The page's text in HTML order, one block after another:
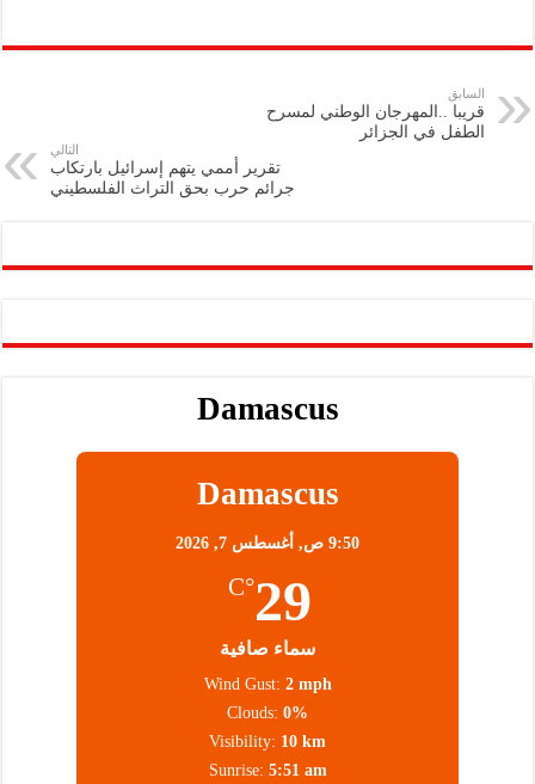
p
y
Li
eb
k
tt
nt
at
A
p
p
gr
ai
ar
السابق
قريبا ..المهرجان الوطني لمسرح
الطفل في الجزائر
التالي
تقرير أممي يتهم إسرائيل بارتكاب
جرائم حرب بحق التراث الفلسطيني
Damascus
Damascus
9:50 ص, أغسطس 7, 2026
29
°C
سماء صافية
Wind Gust: 2 mph
Clouds: 0%
Visibility: 10 km
Sunrise: 5:51 am